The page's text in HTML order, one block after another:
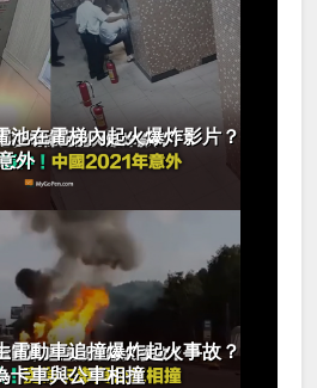
池在電梯內起火爆炸影片？
外
電動車追撞爆炸起火事故？
卡車與公車相撞